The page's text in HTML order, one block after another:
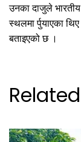
उनका दाजुले भारतीय
स्थलमा र्पुयाएका
बताइएको छ ।